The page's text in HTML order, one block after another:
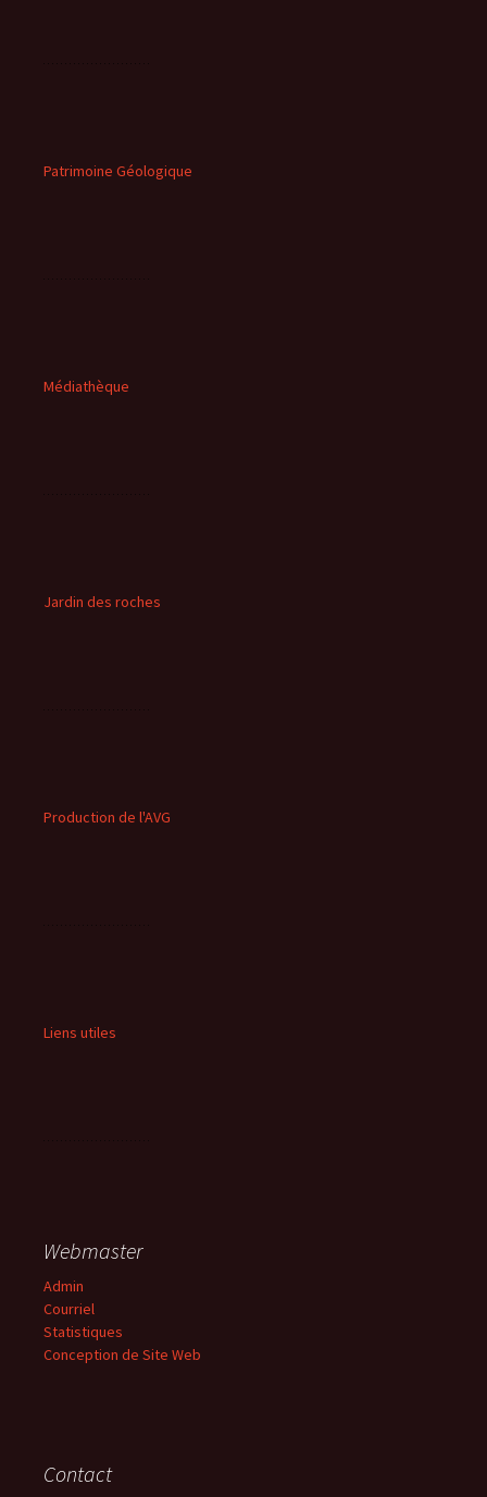
Patrimoine Géologique
Médiathèque
Jardin des roches
Production de l'AVG
Liens utiles
Webmaster
Admin
Courriel
Statistiques
Conception de Site Web
Contact